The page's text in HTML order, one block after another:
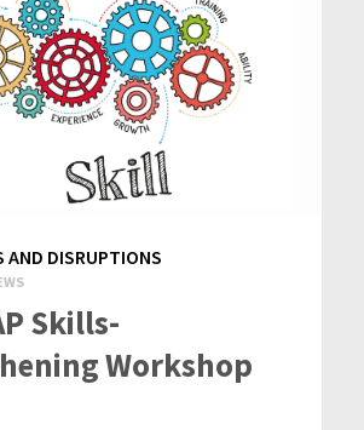
AND DISRUPTIONS
Skills-
Workshop